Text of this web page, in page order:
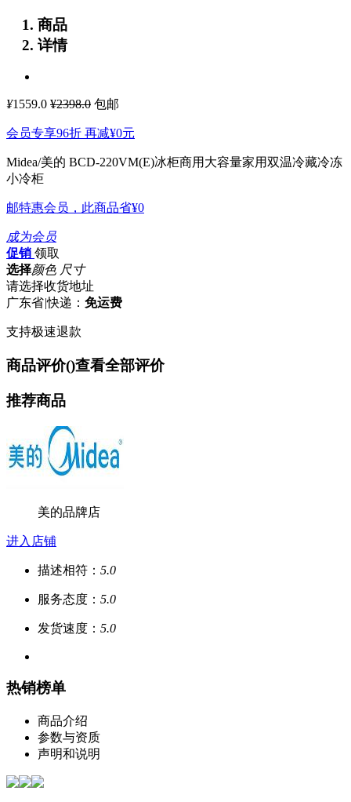
商品
详情
¥1559.0 ¥2398.0 包邮
会员专享96折 再减¥0元
Midea/美的 BCD-220VM(E)冰柜商用大容量家用双温冷藏冷冻
小冷柜
邮特惠会员，此商品省¥0
成为会员
促销 领取
选择颜色 尺寸
请选择收货地址
广东省|快递： 免运费
支持极速退款
商品评价()查看全部评价
推荐商品
美的品牌店
进入店铺
描述相符： 5.0
服务态度： 5.0
发货速度： 5.0
热销榜单
商品介绍
参数与资质
声明和说明